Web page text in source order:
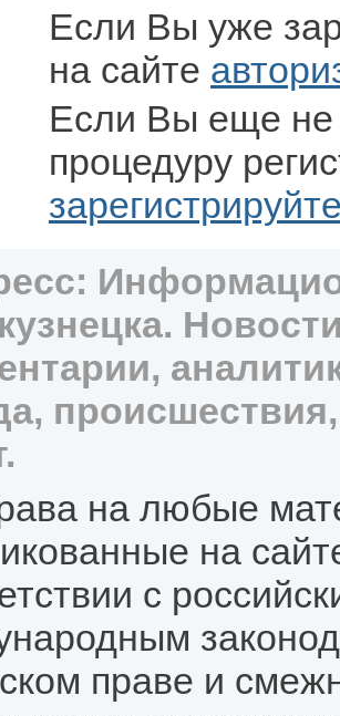
Если Вы уже
на сайте
Если Вы еще не
процедуру
на любые
на
с
праве и